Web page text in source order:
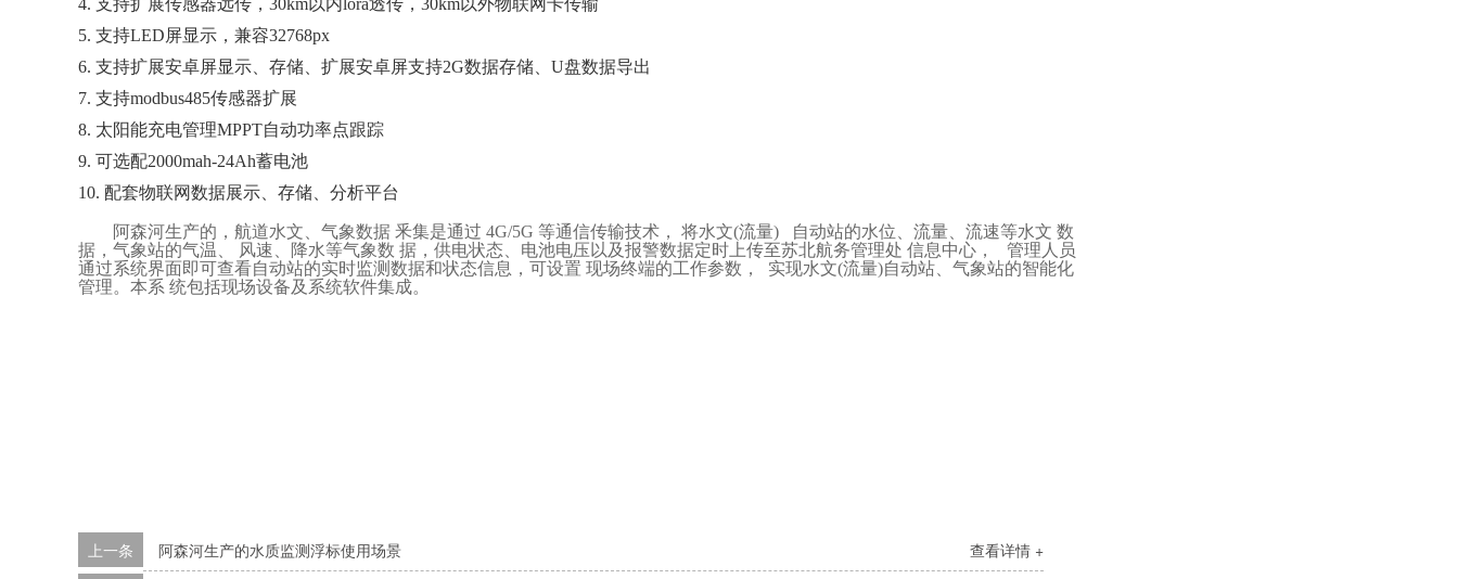
4. 支持扩展传感器远传，30km以内lora透传，30km以外物联网卡传输
5. 支持LED屏显示，兼容32768px
6. 支持扩展安卓屏显示、存储、扩展安卓屏支持2G数据存储、U盘数据导出
7. 支持modbus485传感器扩展
8. 太阳能充电管理MPPT自动功率点跟踪
9. 可选配2000mah-24Ah蓄电池
10. 配套物联网数据展示、存储、分析平台
阿森河生产的，航道水文、气象数据 釆集是通过 4G/5G 等通信传输技术， 将水文(流量) 自动站的水位、流量、流速等水文 数
据，气象站的气温、
风速、降水等气象数 据，供电状态、电池电压以及报警数据定时上传至苏北航务管理处 信息中心，
管理人员
通过系统界面即可查看自动站的实时监测数据和状态信息，可设置 现场终端的工作参数， 实现水文(流量)自动站、气象站的智能化
管理。本系 统包括现场设备及系统软件集成。
查看详情 +
上一条
阿森河生产的水质监测浮标使用场景